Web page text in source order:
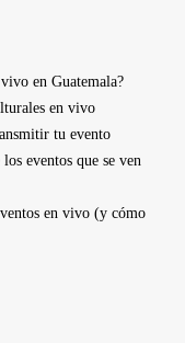
en Guatemala?
en vivo
tu evento
eventos que se ven
en vivo (y cómo